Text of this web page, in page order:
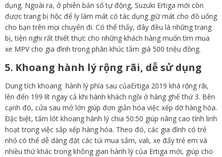
dụng. Ngoài ra, ở phiên bản số tự động, Suzuki Ertiga mới còn
được trang bị hộc để ly làm mát có tác dụng giữ mát cho đồ uống
cho bạn trên mọi chuyến đi. Có thể thấy, đây đều là những trang
bị, tiện nghi rất thiết thực cho những khách hàng muốn tìm mua
xe MPV cho gia đình trong phân khúc tầm giá 500 triệu đồng.
5. Khoang hành lý rộng rãi, dễ sử dụng
Dung tích khoang hành lý phía sau củaErtiga 2019 khá rộng rãi,
lên đến 199 lít ngay cả khi hành khách ngồi ở hàng ghế thứ 3. Bên
cạnh đó, cửa sau mở lớn giúp đơn giản hóa việc xếp dỡ hàng hóa.
Đặc biệt, tấm lót khoang hành lý chia 50:50 giúp nâng cao tính linh
hoạt trong việc sắp xếp hàng hóa. Theo đó, các gia đình có trẻ
nhỏ có thể dễ dàng đặt các túi mua sắm, vali, xe đẩy trẻ em và
nhiều thứ khác trong không gian hành lý của Ertiga mới, giúp cho